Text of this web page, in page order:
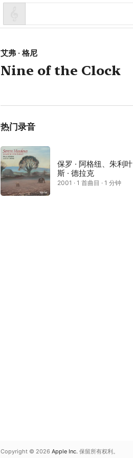
艾弗 · 格尼
Nine of the Clock
热门录音
保罗 · 阿格纽、朱利叶
斯 · 德拉克
2001 · 1 首曲目 · 1 分钟
Copyright © 2026 Apple Inc. 保留所有权利。